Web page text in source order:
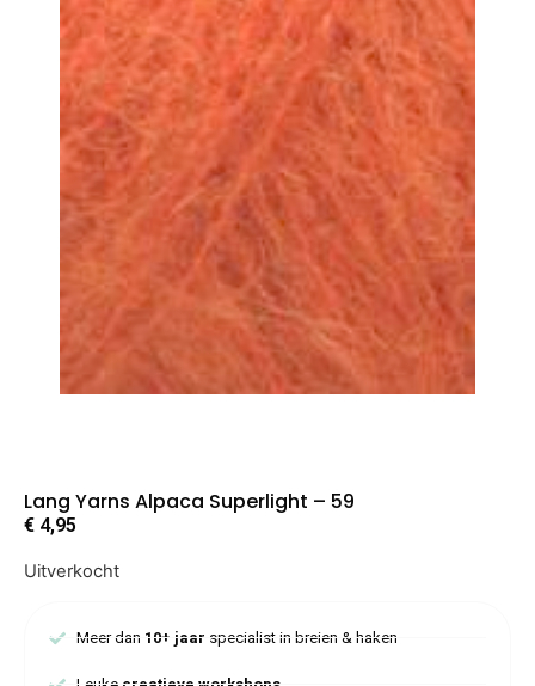
Lang Yarns Alpaca Superlight – 59
€ 4,95
Uitverkocht
Meer dan 10+ jaar specialist in breien & haken